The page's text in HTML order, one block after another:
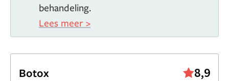
behandeling.
Lees meer >
Botox 8,9